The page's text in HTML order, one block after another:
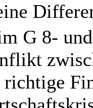
G 8-
richtige